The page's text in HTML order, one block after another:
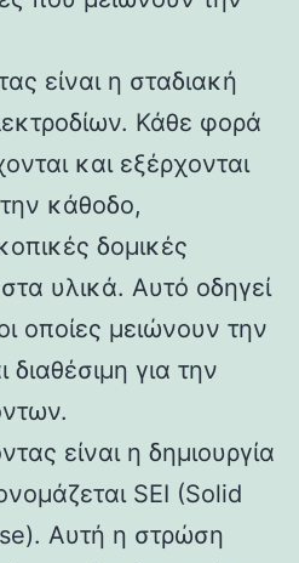
είναι η σταδιακή
Κάθε φορά
και εξέρχονται
κάθοδο,
δομικές
υλικά. Αυτό οδηγεί
οποίες μειώνουν την
διαθέσιμη για την
είναι η δημιουργία
SEI (Solid
Αυτή η στρώση